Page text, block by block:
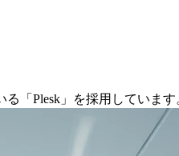
「Plesk」を採用しています